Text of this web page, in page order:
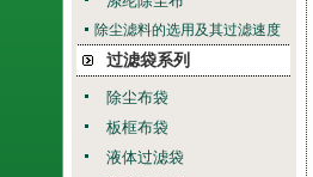
除尘滤料的选用及其过滤速度
过滤袋系列
除尘布袋
板框布袋
液体过滤袋